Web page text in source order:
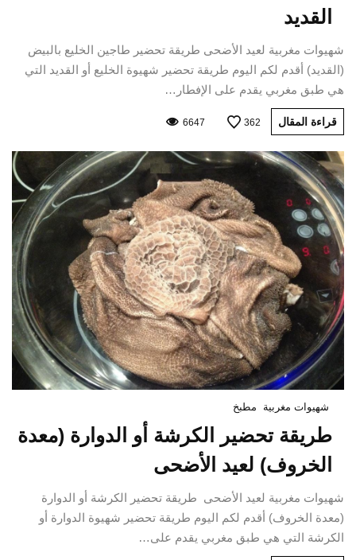
القديد
شهيوات مغربية لعيد الأضحى طريقة تحضير طاجين الخليع بالبيض
(القديد) أقدم لكم اليوم طريقة تحضير شهيوة الخليع أو القديد التي
هي طبق مغربي يقدم على الإفطار…
قراءة المقال 362
6647
شهيوات مغربية مطبخ
طريقة تحضير الكرشة أو الدوارة (معدة
الخروف) لعيد الأضحى
شهيوات مغربية لعيد الأضحى طريقة تحضير الكرشة أو الدوارة
(معدة الخروف) أقدم لكم اليوم طريقة تحضير شهيوة الدوارة أو
الكرشة التي هي طبق مغربي يقدم على…